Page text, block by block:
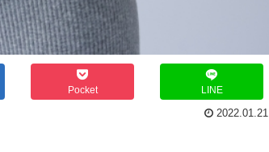
Pocket LINE
2022.01.21